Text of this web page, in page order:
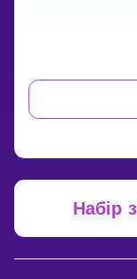
YOU
THE
Набір